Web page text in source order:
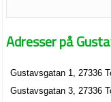
Adresser på
Gustavsgatan 1, 27336
Gustavsgatan 3, 27336